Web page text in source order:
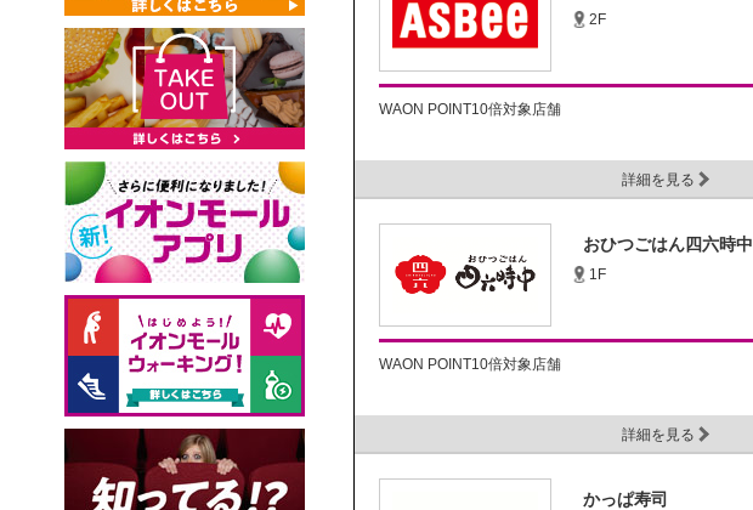
2F
WAON POINT10倍対象店舗
詳細を見る
おひつごはん四六時中
1F
WAON POINT10倍対象店舗
詳細を見る
かっぱ寿司